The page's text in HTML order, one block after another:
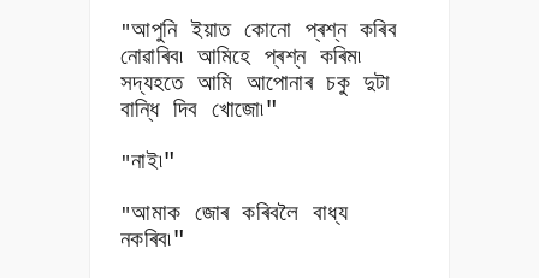
"আপুনি ইয়াত কোনো প্ৰশ্ন কৰিব
নোৱাৰিব৷ আমিহে প্ৰশ্ন কৰিম৷
সদ্যহতে আমি আপোনাৰ চকু দুটা
বান্ধি দিব খোজো৷"
"নাই৷"
"আমাক জোৰ কৰিবলৈ বাধ্য
নকৰিব৷"